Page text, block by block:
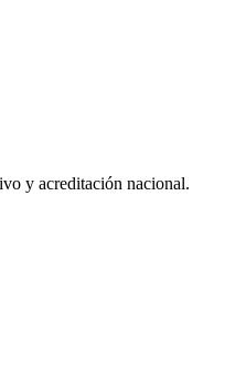
y acreditación nacional.